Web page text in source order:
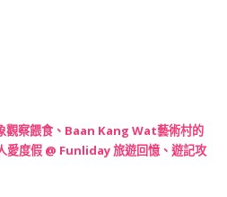
觀察餵食、Baan Kang Wat藝術村的
愛度假 @ Funliday 旅遊回憶、遊記攻